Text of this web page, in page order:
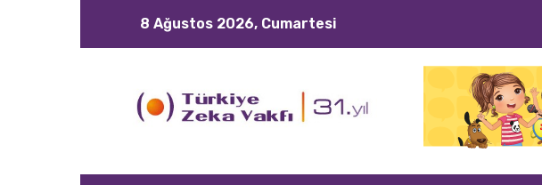
8 Ağustos 2026, Cumartesi